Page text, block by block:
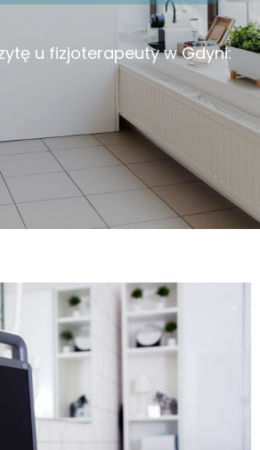
u fizjoterapeuty w Gdyni: